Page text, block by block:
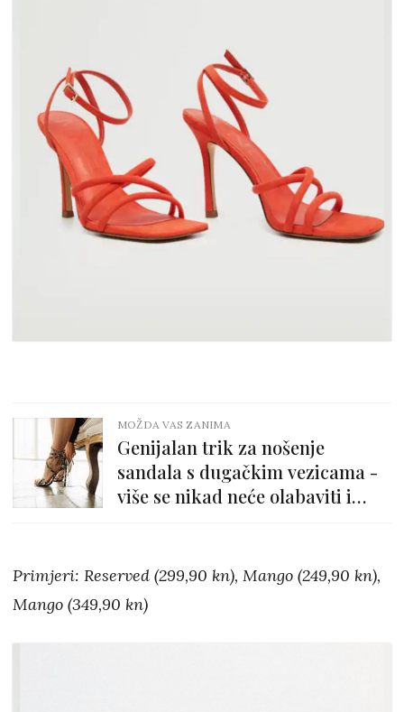
MOŽDA VAS ZANIMA
Genijalan trik za nošenje
sandala s dugačkim vezicama -
više se nikad neće olabaviti i
Primjeri: Reserved (299,90 kn), Mango (249,90 kn),
Mango (349,90 kn)